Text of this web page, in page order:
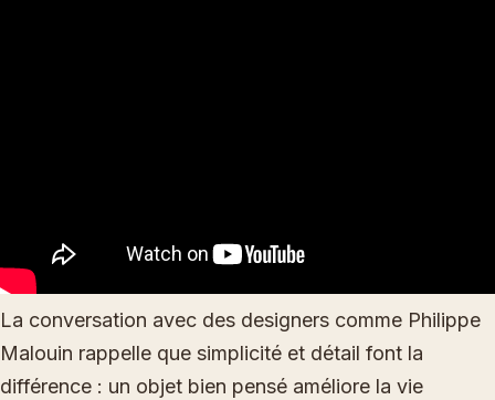
La conversation avec des designers comme Philippe
Malouin rappelle que simplicité et détail font la
différence : un objet bien pensé améliore la vie